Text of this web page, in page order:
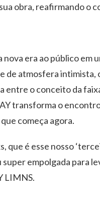
obra, reafirmando o
era ao público
de atmosfera
entre o conceito da
transforma o
começa agora.
é esse nosso
empolgada para
LIMNS.